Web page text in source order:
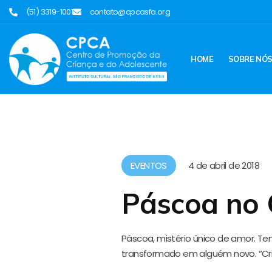
(51) 3319-1001 contato@cpcasfa.org
HOME SOBRE NÓS
EVENTOS 4 de abril de 2018
Páscoa no
Páscoa, mistério único de amor.
transformado em alguém novo.